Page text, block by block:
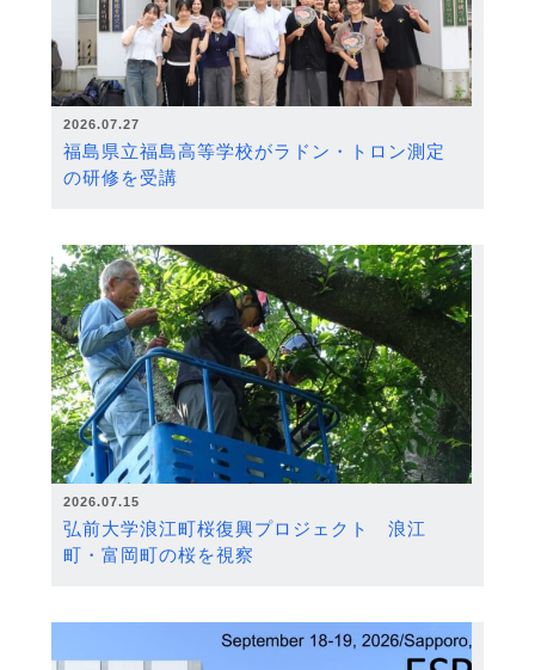
2026.07.27
福島県立福島高等学校がラドン・トロン測定
の研修を受講
2026.07.15
弘前大学浪江町桜復興プロジェクト 浪江
町・富岡町の桜を視察